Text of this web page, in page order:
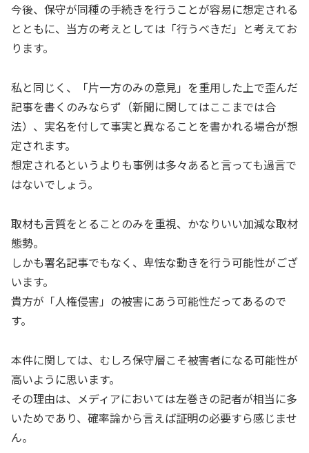
今後、保守が同種の手続きを行うことが容易に想定される
とともに、当方の考えとしては「行うべきだ」と考えてお
ります。
私と同じく、「片一方のみの意見」を重用した上で歪んだ
記事を書くのみならず（新聞に関してはここまでは合
法）、実名を付して事実と異なることを書かれる場合が想
定されます。
想定されるというよりも事例は多々あると言っても過言で
はないでしょう。
取材も言質をとることのみを重視、かなりいい加減な取材
態勢。
しかも署名記事でもなく、卑怯な動きを行う可能性がござ
います。
貴方が「人権侵害」の被害にあう可能性だってあるので
す。
本件に関しては、むしろ保守層こそ被害者になる可能性が
高いように思います。
その理由は、メディアにおいては左巻きの記者が相当に多
いためであり、確率論から言えば証明の必要すら感じませ
ん。